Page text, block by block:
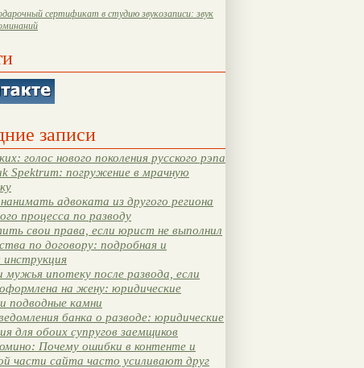
сертификат в студию звукозаписи: звук
записи
голос нового поколения русского рэпа
Spektrum: погружение в мрачную
адвоката из другого региона
процесса по разводу
свои права, если юрист не выполнил
по договору: подробная и
инструкция
ипотеку после развода, если
на жену: юридические
подводные камни
банка о разводе: юридические
для обоих супругов заемщиков
Почему ошибки в контенте и
части сайта часто усиливают друг